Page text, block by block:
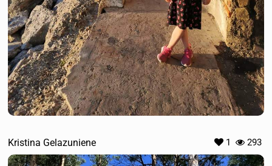
Kristina Gelazuniene 1 293